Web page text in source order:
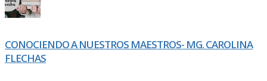
CONOCIENDO A NUESTROS MAESTROS- MG. CAROLINA
FLECHAS